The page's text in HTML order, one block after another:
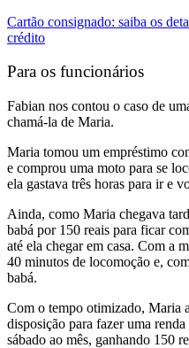
Cartão consignado: saiba os
crédito
Para os funcionários
Fabian nos contou o caso de
chamá-la de Maria.
Maria tomou um empréstimo
e comprou uma moto para se
ela gastava três horas para ir e
Ainda, como Maria chegava
babá por 150 reais para ficar
até ela chegar em casa. Com a
40 minutos de locomoção e,
babá.
Com o tempo otimizado, Maria
disposição para fazer uma
sábado ao mês, ganhando 150